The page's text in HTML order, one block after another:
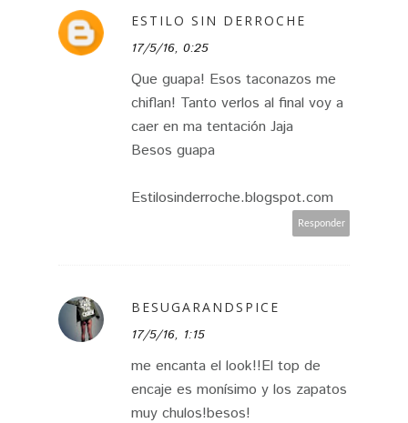
ESTILO SIN DERROCHE
17/5/16, 0:25
Que guapa! Esos taconazos me
chiflan! Tanto verlos al final voy a
caer en ma tentación Jaja
Besos guapa
Estilosinderroche.blogspot.com
Responder
BESUGARANDSPICE
17/5/16, 1:15
me encanta el look!!El top de
encaje es monísimo y los zapatos
muy chulos!besos!